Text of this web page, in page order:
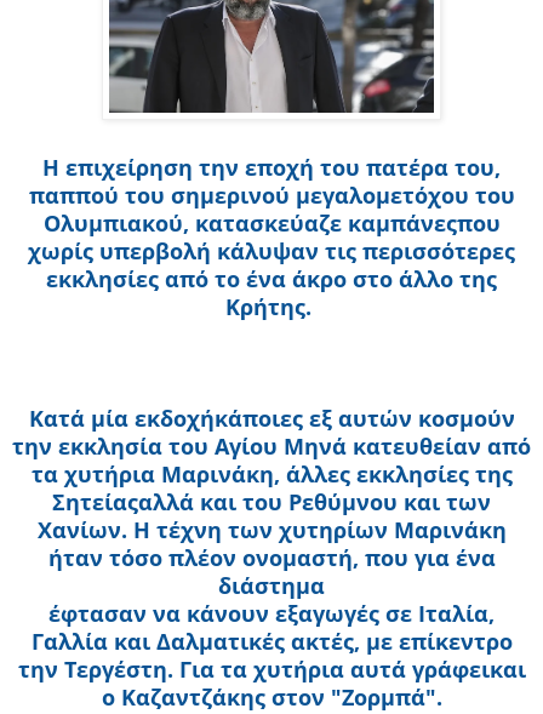
Η επιχείρηση την εποχή του πατέρα του,
παππού του σημερινού μεγαλομετόχου του
Ολυμπιακού, κατασκεύαζε καμπάνεςπου
χωρίς υπερβολή κάλυψαν τις περισσότερες
εκκλησίες από το ένα άκρο στο άλλο της
Κρήτης.
Κατά μία εκδοχήκάποιες εξ αυτών κοσμούν
την εκκλησία του Αγίου Μηνά κατευθείαν από
τα χυτήρια Μαρινάκη, άλλες εκκλησίες της
Σητείαςαλλά και του Ρεθύμνου και των
Χανίων. Η τέχνη των χυτηρίων Μαρινάκη
ήταν τόσο πλέον ονομαστή, που για ένα
διάστημα
έφτασαν να κάνουν εξαγωγές σε Ιταλία,
Γαλλία και Δαλματικές ακτές, με επίκεντρο
την Τεργέστη. Για τα χυτήρια αυτά γράφεικαι
ο Καζαντζάκης στον "Ζορμπά".